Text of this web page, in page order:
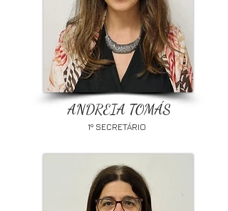
ANDREIA TOMÁS
1º SECRETÁRIO